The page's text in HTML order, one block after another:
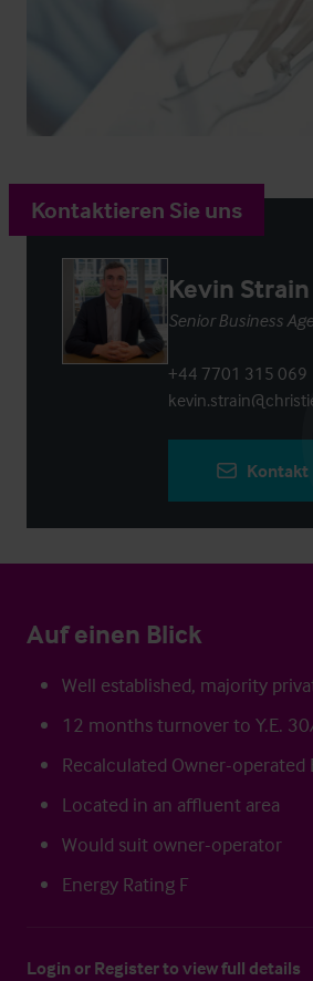
Kontaktieren Sie uns
Kevin Strain
Senior Business
+44 7701 315 069
Kontakt
Auf einen Blick
Well established, majority
12 months turnover to Y.E.
Recalculated Owner-operated
Located in an affluent area
Would suit owner-operator
Energy Rating F
Login or Registerto view full details